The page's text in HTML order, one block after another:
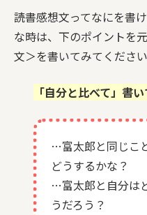
読書感想文ってなにを書
な時は、下のポイントを
文＞を書いてみてください
「自分と比べて」書
…富太郎と同じこ
どうするかな？
…富太郎と自分は
うだろう？